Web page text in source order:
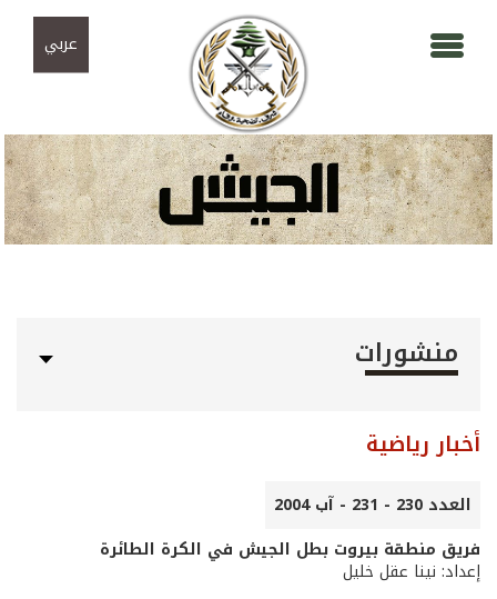
عربي
منشورات
أخبار رياضية
العدد 230 - 231 - آب 2004
فريق منطقة بيروت بطل الجيش في الكرة الطائرة
إعداد: نينا عقل خليل